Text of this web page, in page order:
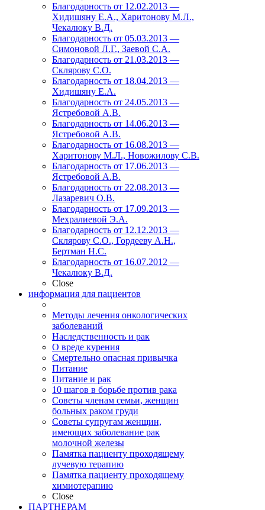
Благодарность от 12.02.2013 —
Хидишяну Е.А., Харитонову М.Л.,
Чекалюку В.Д.
Благодарность от 05.03.2013 —
Симоновой Л.Г., Заевой С.А.
Благодарность от 21.03.2013 —
Склярову С.О.
Благодарность от 18.04.2013 —
Хидишяну Е.А.
Благодарность от 24.05.2013 —
Ястребовой А.В.
Благодарность от 14.06.2013 —
Ястребовой А.В.
Благодарность от 16.08.2013 —
Харитонову М.Л., Новожилову С.В.
Благодарность от 17.06.2013 —
Ястребовой А.В.
Благодарность от 22.08.2013 —
Лазаревич О.В.
Благодарность от 17.09.2013 —
Мехралиевой Э.А.
Благодарность от 12.12.2013 —
Склярову С.О., Гордееву А.Н.,
Бертман Н.С.
Благодарность от 16.07.2012 —
Чекалюку В.Д.
Close
информация для пациентов
Методы лечения онкологических
заболеваний
Наследственность и рак
О вреде курения
Смертельно опасная привычка
Питание
Питание и рак
10 шагов в борьбе против рака
Советы членам семьи, женщин
больных раком груди
Советы супругам женщин,
имеющих заболевание рак
молочной железы
Памятка пациенту проходящему
лучевую терапию
Памятка пациенту проходящему
химиотерапию
Close
ПАРТНЕРАМ